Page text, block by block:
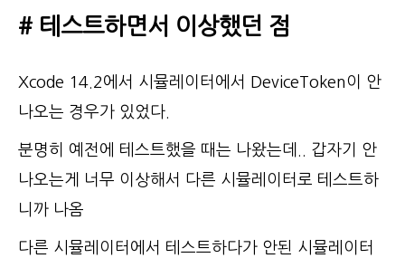
# 테스트하면서 이상했던 점
Xcode 14.2에서 시뮬레이터에서 DeviceToken이 안
나오는 경우가 있었다.
분명히 예전에 테스트했을 때는 나왔는데.. 갑자기 안
나오는게 너무 이상해서 다른 시뮬레이터로 테스트하
니까 나옴
다른 시뮬레이터에서 테스트하다가 안된 시뮬레이터